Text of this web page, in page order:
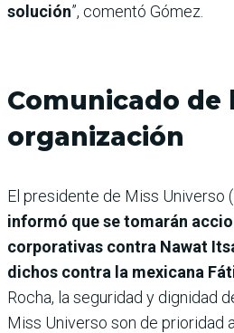
solución”, comentó Gómez.
Comunicado de
organización
El presidente de Miss Universo
informó que se tomarán
corporativas contra Nawat
dichos contra la mexicana
Rocha, la seguridad y dignidad
Miss Universo son de prioridad